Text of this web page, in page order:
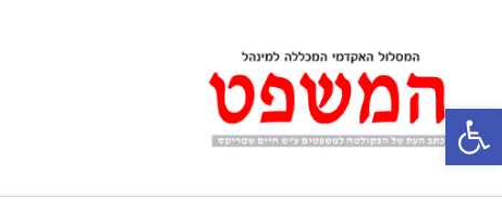
פתח סרגל נגישות